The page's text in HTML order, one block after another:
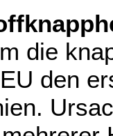
die
den